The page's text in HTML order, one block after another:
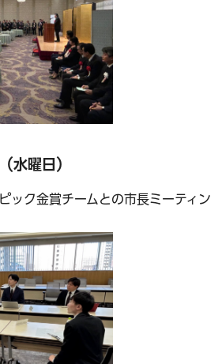
水曜日）
ック金賞チームとの市長ミーティン